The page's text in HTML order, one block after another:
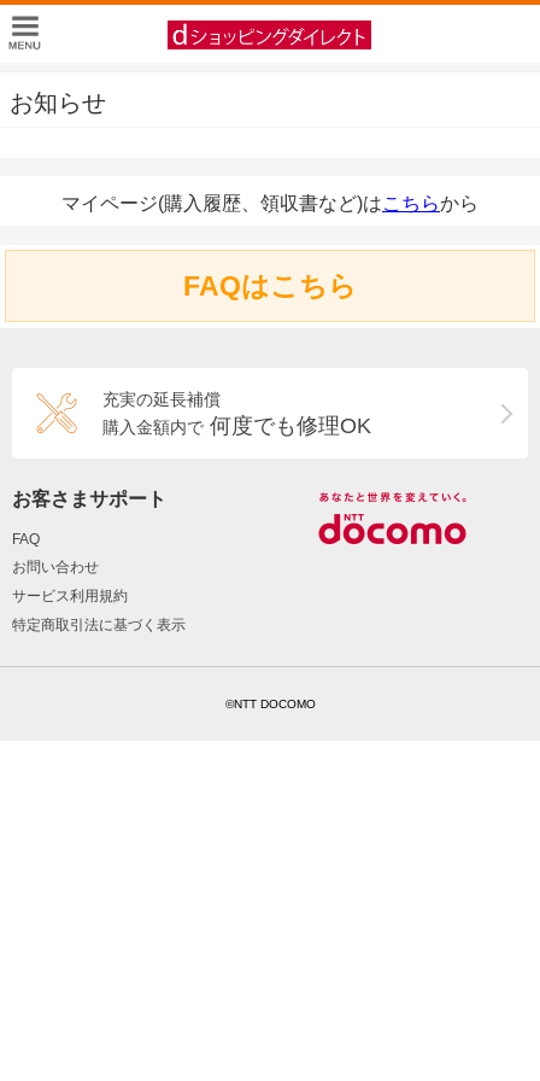
お知らせ
マイページ(購入履歴、領収書など)はこちらから
FAQはこちら
充実の延長補償
購入金額内で 何度でも修理OK
お客さまサポート
FAQ
お問い合わせ
サービス利用規約
特定商取引法に基づく表示
©NTT DOCOMO